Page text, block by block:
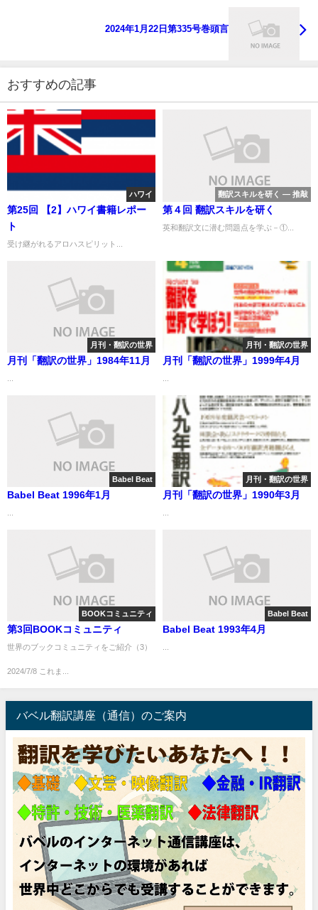
2024年1月22日第335号巻頭言
おすすめの記事
ハワイ
第25回 【2】ハワイ書籍レポー
ト
受け継がれるアロハスピリット...
翻訳スキルを研く ― 推敲
第４回 翻訳スキルを研く
英和翻訳文に潜む問題点を学ぶ－①...
月刊・翻訳の世界
月刊「翻訳の世界」1984年11月
月刊・翻訳の世界
月刊「翻訳の世界」1999年4月
Babel Beat
Babel Beat 1996年1月
月刊・翻訳の世界
月刊「翻訳の世界」1990年3月
BOOKコミュニティ
第3回BOOKコミュニティ
世界のブックコミュニティをご紹介（3）
2024/7/8 これま...
Babel Beat
Babel Beat 1993年4月
バベル翻訳講座（通信）のご案内